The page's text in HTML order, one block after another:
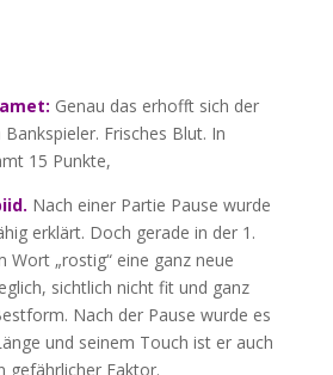
Genau das erhofft sich der
Frisches Blut. In
15 Punkte,
Nach einer Partie Pause wurde
erklärt. Doch gerade in der 1.
Wort „rostig“ eine ganz neue
sichtlich nicht fit und ganz
Nach der Pause wurde es
und seinem Touch ist er auch
gefährlicher Faktor.